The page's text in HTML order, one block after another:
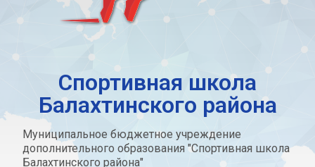
Спортивная школа
Балахтинского района
Муниципальное бюджетное учреждение
дополнительного образования "Спортивная школа
Балахтинского района"